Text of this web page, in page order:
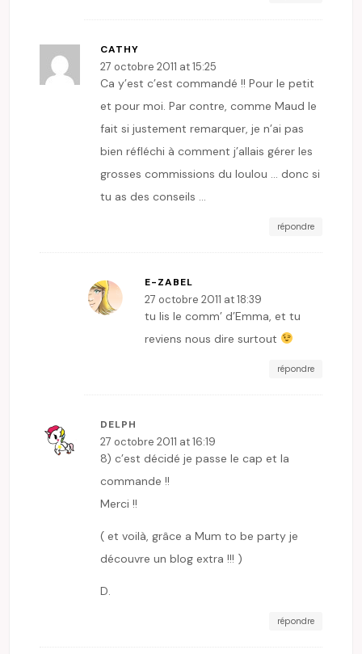
CATHY
27 octobre 2011 at 15:25
Ca y’est c’est commandé !! Pour le petit
et pour moi. Par contre, comme Maud le
fait si justement remarquer, je n’ai pas
bien réfléchi à comment j’allais gérer les
grosses commissions du loulou … donc si
tu as des conseils …
répondre
E-ZABEL
27 octobre 2011 at 18:39
tu lis le comm’ d’Emma, et tu
reviens nous dire surtout
répondre
DELPH
27 octobre 2011 at 16:19
8) c’est décidé je passe le cap et la
commande !!
Merci !!
( et voilà, grâce a Mum to be party je
découvre un blog extra !!! )
D.
répondre